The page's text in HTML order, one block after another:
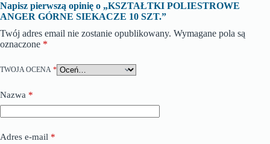
Napisz pierwszą opinię o „KSZTAŁTKI POLIESTROWE
ANGER GÓRNE SIEKACZE 10 SZT.”
Twój adres email nie zostanie opublikowany. Wymagane pola są
oznaczone *
TWOJA OCENA *
Nazwa *
Adres e-mail *